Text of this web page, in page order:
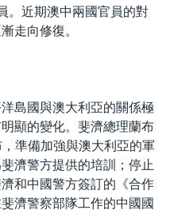
。近期澳中兩國官員的對
走向修復。
島國與澳大利亞的關係極
顯的變化。斐濟總理蘭布
準備加強與澳大利亞的軍
濟警方提供的培訓；停止
和中國警方簽訂的《合作
濟警察部隊工作的中國國